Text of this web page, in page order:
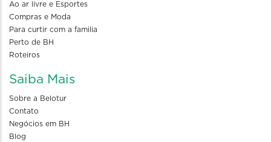
Ao ar livre e Esportes
Compras e Moda
Para curtir com a familia
Perto de BH
Roteiros
Saiba Mais
Sobre a Belotur
Contato
Negócios em BH
Blog